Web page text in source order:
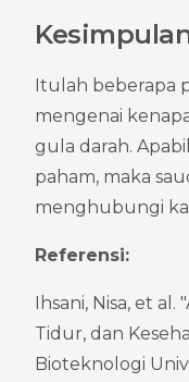
Itulah beberapa
mengenai
gula darah.
paham, maka
menghubungi
Referensi:
Ihsani, Nisa, et al.
Tidur, dan
Bioteknologi